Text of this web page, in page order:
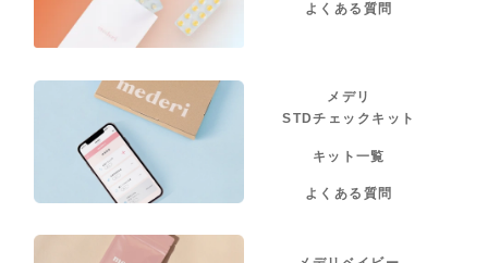
よくある質問
メデリ
STDチェックキット
キット一覧
よくある質問